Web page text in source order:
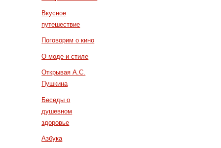
Вкусное
путешествие
Поговорим о кино
О моде и стиле
Открывая А.С.
Пушкина
Беседы о
душевном
здоровье
Азбука